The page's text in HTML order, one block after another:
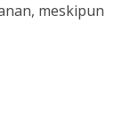
meskipun